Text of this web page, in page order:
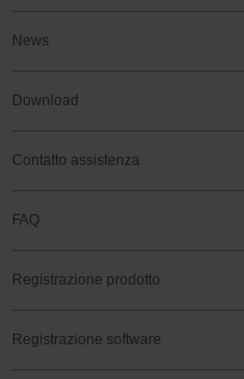
News
Download
Contatto assistenza
FAQ
Registrazione prodotto
Registrazione software